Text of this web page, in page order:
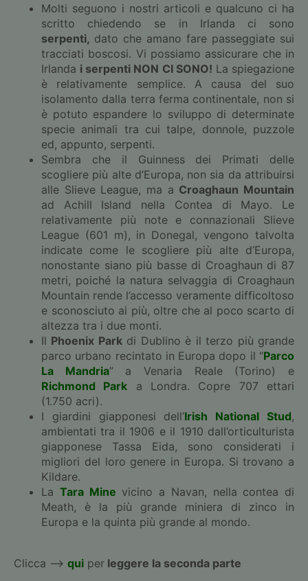
Molti seguono i nostri articoli e qualcuno ci ha
scritto chiedendo se in Irlanda ci sono
serpenti, dato che amano fare passeggiate sui
tracciati boscosi. Vi possiamo assicurare che in
Irlanda i serpenti NON CI SONO! La spiegazione
è relativamente semplice. A causa del suo
isolamento dalla terra ferma continentale, non si
è potuto espandere lo sviluppo di determinate
specie animali tra cui talpe, donnole, puzzole
ed, appunto, serpenti.
Sembra che il Guinness dei Primati delle
scogliere più alte d’Europa, non sia da attribuirsi
alle Slieve League, ma a Croaghaun Mountain
ad Achill Island nella Contea di Mayo. Le
relativamente più note e connazionali Slieve
League (601 m), in Donegal, vengono talvolta
indicate come le scogliere più alte d’Europa,
nonostante siano più basse di Croaghaun di 87
metri, poiché la natura selvaggia di Croaghaun
Mountain rende l’accesso veramente difficoltoso
e sconosciuto ai più, oltre che al poco scarto di
altezza tra i due monti.
Il Phoenix Parkdi Dublino è il terzo più grande
parco urbano recintato in Europa dopo il “Parco
La Mandria” a Venaria Reale (Torino) e
Richmond Park
a Londra. Copre 707 ettari
(1.750 acri).
I giardini giapponesi dell’Irish National Stud,
ambientati tra il 1906 e il 1910 dall’orticulturista
giapponese Tassa Eida, sono considerati i
migliori del loro genere in Europa. Si trovano a
Kildare.
La Tara Mine vicino a Navan, nella contea di
Meath, è la più grande miniera di zinco in
Europa e la quinta più grande al mondo.
Clicca —> qui per leggere la seconda parte